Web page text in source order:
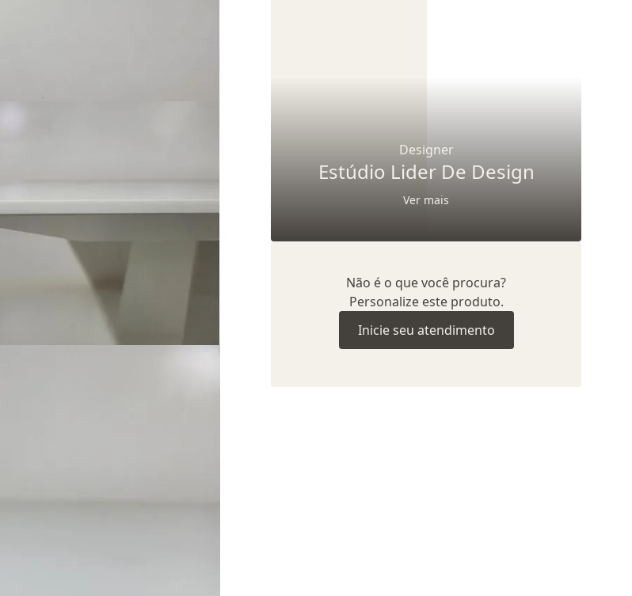
Designer
Estúdio Lider De Design
Ver mais
Não é o que você procura?
Personalize este produto.
Inicie seu atendimento